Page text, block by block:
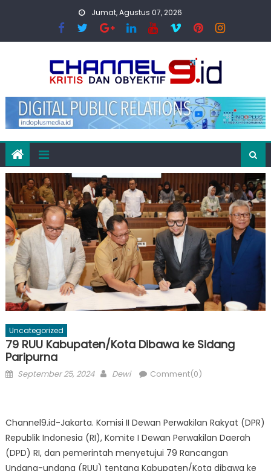
Jumat, Agustus 07, 2026
Uncategorized
79 RUU Kabupaten/Kota Dibawa ke Sidang
Paripurna
Posted
September 25, 2024 Author
Dewi Comment(0)
Channel9.id-Jakarta. Komisi II Dewan Perwakilan Rakyat (DPR)
Republik Indonesia (RI), Komite I Dewan Perwakilan Daerah
(DPD) RI, dan pemerintah menyetujui 79 Rancangan
Undang-undang (RUU) tentang Kabupaten/Kota dibawa ke